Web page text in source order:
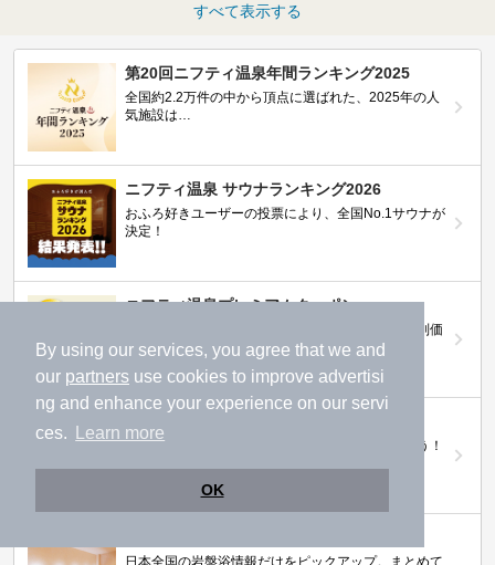
By using our services, you agree that we and
our partners use cookies to improve advertisi
ng and enhance your experience on our servi
ces.
Learn more
OK
すべて表示する
第20回ニフティ温泉年間ランキング2025
全国約2.2万件の中から頂点に選ばれた、2025年の人
気施設は…
ニフティ温泉 サウナランキング2026
おふろ好きユーザーの投票により、全国No.1サウナが
決定！
ニフティ温泉プレミアムクーポン
ノジマモバイル会員向け 通常よりもお得な「特別価
格」で人気の温泉を満喫できる！
行ってみたい施設に投票してプレゼントを当てよう！
日本全国の岩盤浴情報だけをピックアップ。まとめて